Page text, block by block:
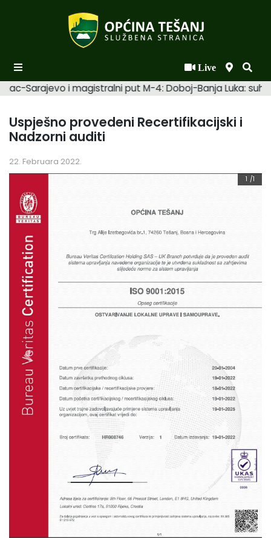
Live
Podaci o Općini
Općinski načelnik
Općinsko vijeće
Uprava
Sarajevo i magistralni put M-4: Doboj-Banja Luka:
Uspješno provedeni Recertifikacijski i
Nadzorni auditi
22. Februara 2022.
1 /1